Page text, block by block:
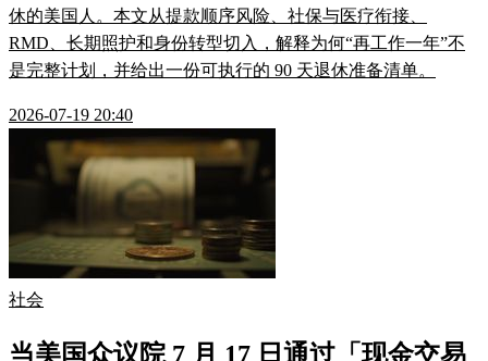
休的美国人。本文从提款顺序风险、社保与医疗衔接、
RMD、长期照护和身份转型切入，解释为何“再工作一年”不
是完整计划，并给出一份可执行的 90 天退休准备清单。
2026-07-19 20:40
社会
当美国众议院 7 月 17 日通过「现金交易